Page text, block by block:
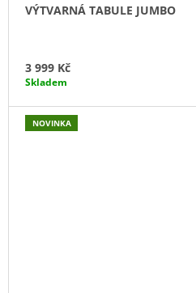
VÝTVARNÁ TABULE JUMBO
3 999 Kč
Skladem
NOVINKA